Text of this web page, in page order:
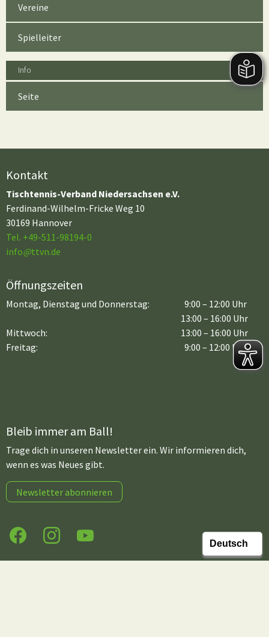
Vereine
Spielleiter
Info
Seite
Kontakt
Tischtennis-Verband Niedersachsen e.V.
Ferdinand-Wilhelm-Fricke Weg 10
30169 Hannover
Tel. +49-511-98194-0
info@ttvn.de
Öffnungszeiten
Montag, Dienstag und Donnerstag:
9:00 – 12:00 Uhr
13:00 – 16:00 Uhr
Mittwoch:
Freitag:
13:00 – 16:00 Uhr
9:00 – 12:00 Uhr
Bleib immer am Ball!
Trage dich in unseren Newsletter ein. Wir informieren dich,
wenn es was Neues gibt.
Newsletter abonnieren
FacebookInstagramYouTube